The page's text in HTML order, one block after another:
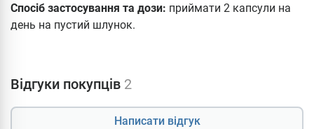
Спосіб застосування та дози: приймати 2 капсули на
день на пустий шлунок.
Відгуки покупців 2
Написати відгук